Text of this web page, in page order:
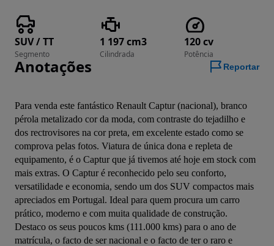
SUV / TT
Segmento
1 197 cm3
Cilindrada
120 cv
Potência
Anotações Reportar
Para venda este fantástico Renault Captur (nacional), branco
pérola metalizado cor da moda, com contraste do tejadilho e
dos rectrovisores na cor preta, em excelente estado como se
comprova pelas fotos. Viatura de única dona e repleta de
equipamento, é o Captur que já tivemos até hoje em stock com
mais extras. O Captur é reconhecido pelo seu conforto,
versatilidade e economia, sendo um dos SUV compactos mais
apreciados em Portugal. Ideal para quem procura um carro
prático, moderno e com muita qualidade de construção.
Destaco os seus poucos kms (111.000 kms) para o ano de
matrícula, o facto de ser nacional e o facto de ter o raro e